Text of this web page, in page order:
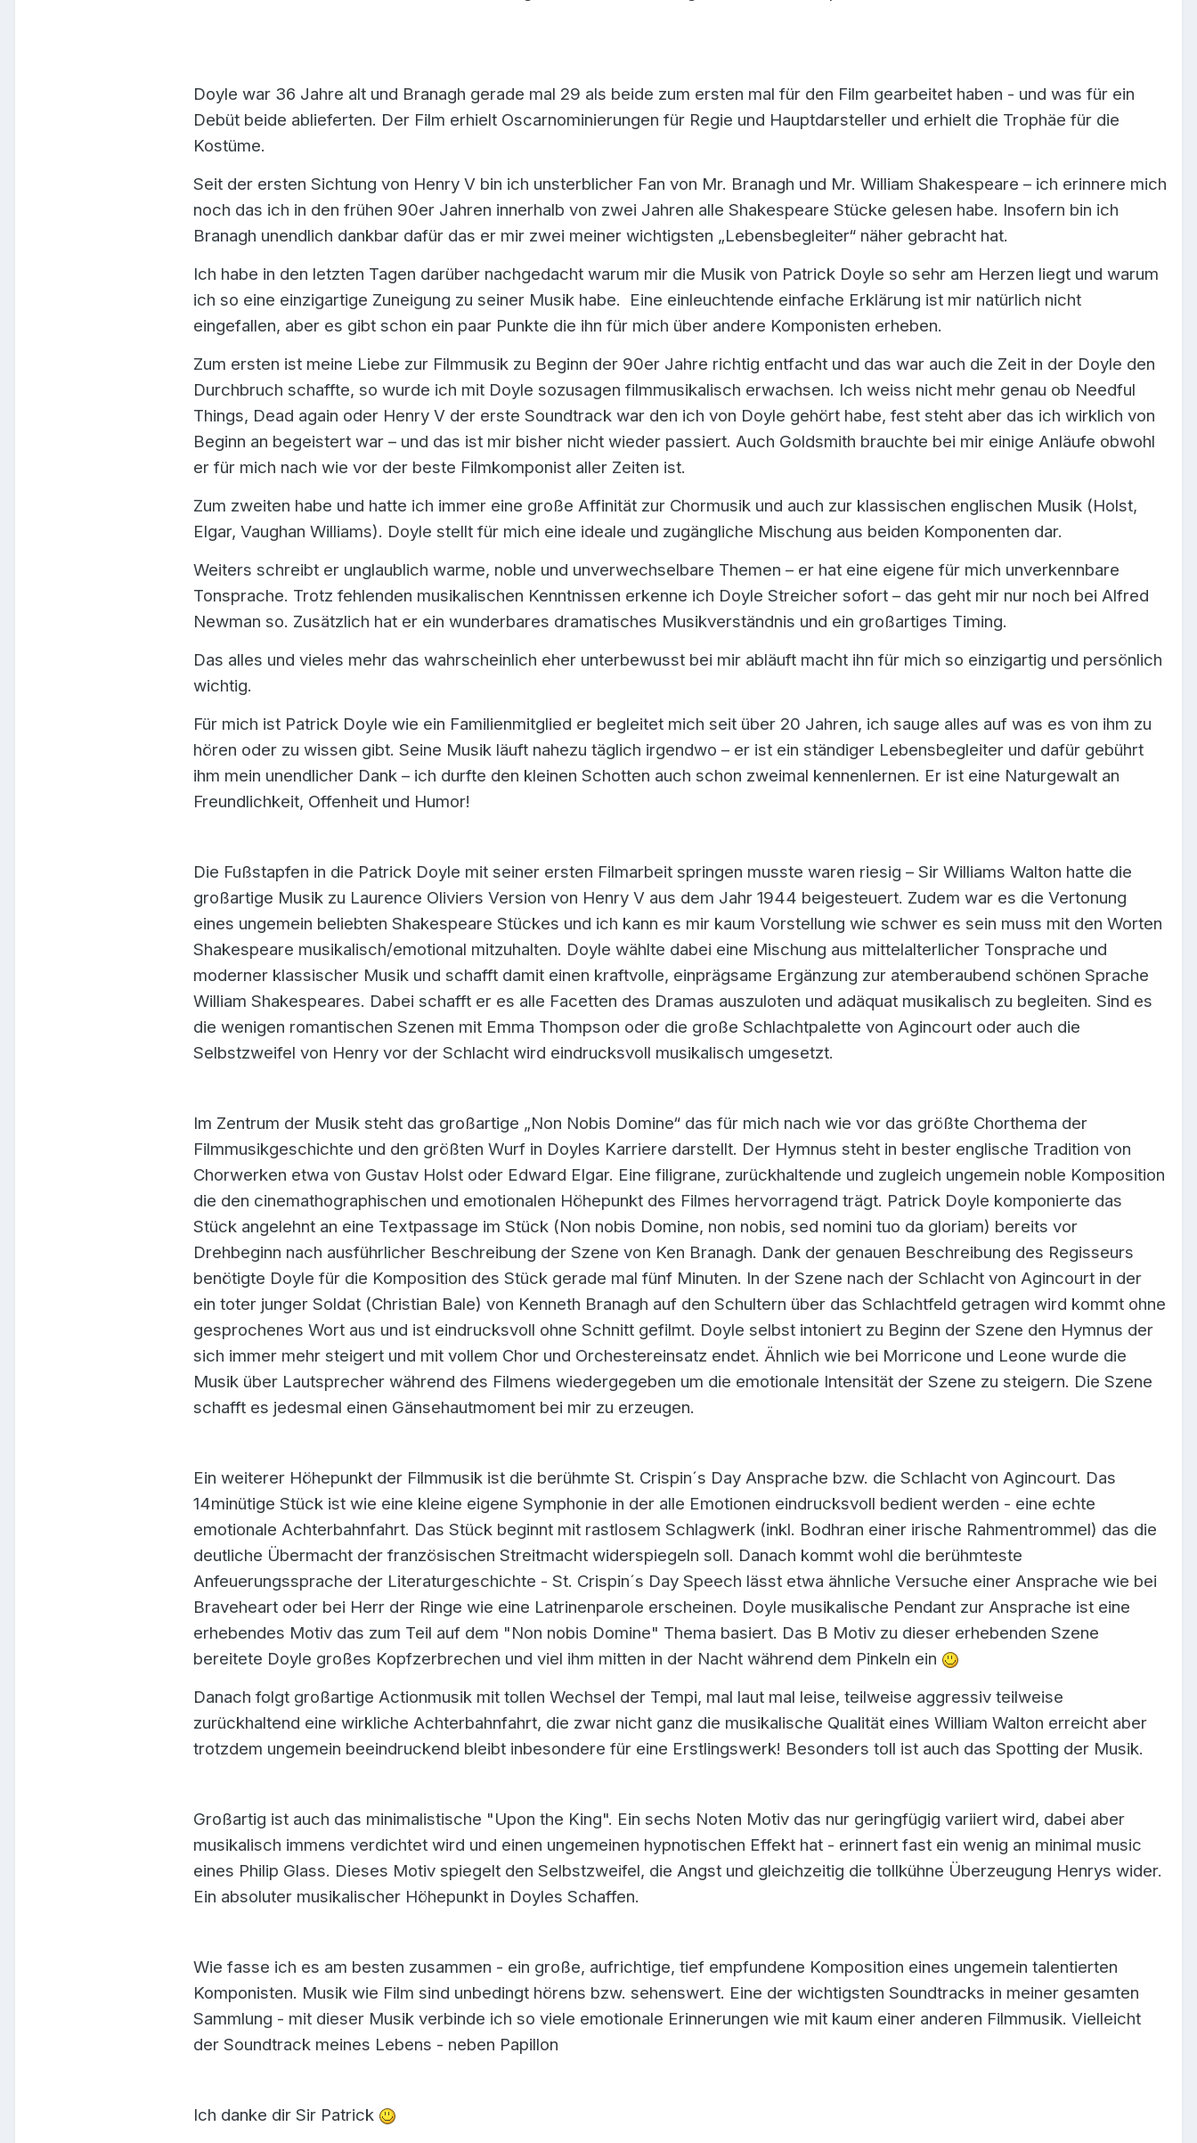
Doyle war 36 Jahre alt und Branagh gerade mal 29 als beide zum ersten mal für den Film gearbeitet haben - und was für ein
Debüt beide ablieferten. Der Film erhielt Oscarnominierungen für Regie und Hauptdarsteller und erhielt die Trophäe für die
Kostüme.
Seit der ersten Sichtung von Henry V bin ich unsterblicher Fan von Mr. Branagh und Mr. William Shakespeare – ich erinnere mich
noch das ich in den frühen 90er Jahren innerhalb von zwei Jahren alle Shakespeare Stücke gelesen habe. Insofern bin ich
Branagh unendlich dankbar dafür das er mir zwei meiner wichtigsten „Lebensbegleiter“ näher gebracht hat.
Ich habe in den letzten Tagen darüber nachgedacht warum mir die Musik von Patrick Doyle so sehr am Herzen liegt und warum
ich so eine einzigartige Zuneigung zu seiner Musik habe. Eine einleuchtende einfache Erklärung ist mir natürlich nicht
eingefallen, aber es gibt schon ein paar Punkte die ihn für mich über andere Komponisten erheben.
Zum ersten ist meine Liebe zur Filmmusik zu Beginn der 90er Jahre richtig entfacht und das war auch die Zeit in der Doyle den
Durchbruch schaffte, so wurde ich mit Doyle sozusagen filmmusikalisch erwachsen. Ich weiss nicht mehr genau ob Needful
Things, Dead again oder Henry V der erste Soundtrack war den ich von Doyle gehört habe, fest steht aber das ich wirklich von
Beginn an begeistert war – und das ist mir bisher nicht wieder passiert. Auch Goldsmith brauchte bei mir einige Anläufe obwohl
er für mich nach wie vor der beste Filmkomponist aller Zeiten ist.
Zum zweiten habe und hatte ich immer eine große Affinität zur Chormusik und auch zur klassischen englischen Musik (Holst,
Elgar, Vaughan Williams). Doyle stellt für mich eine ideale und zugängliche Mischung aus beiden Komponenten dar.
Weiters schreibt er unglaublich warme, noble und unverwechselbare Themen – er hat eine eigene für mich unverkennbare
Tonsprache. Trotz fehlenden musikalischen Kenntnissen erkenne ich Doyle Streicher sofort – das geht mir nur noch bei Alfred
Newman so. Zusätzlich hat er ein wunderbares dramatisches Musikverständnis und ein großartiges Timing.
Das alles und vieles mehr das wahrscheinlich eher unterbewusst bei mir abläuft macht ihn für mich so einzigartig und persönlich
wichtig.
Für mich ist Patrick Doyle wie ein Familienmitglied er begleitet mich seit über 20 Jahren, ich sauge alles auf was es von ihm zu
hören oder zu wissen gibt. Seine Musik läuft nahezu täglich irgendwo – er ist ein ständiger Lebensbegleiter und dafür gebührt
ihm mein unendlicher Dank – ich durfte den kleinen Schotten auch schon zweimal kennenlernen. Er ist eine Naturgewalt an
Freundlichkeit, Offenheit und Humor!
Die Fußstapfen in die Patrick Doyle mit seiner ersten Filmarbeit springen musste waren riesig – Sir Williams Walton hatte die
großartige Musik zu Laurence Oliviers Version von Henry V aus dem Jahr 1944 beigesteuert. Zudem war es die Vertonung
eines ungemein beliebten Shakespeare Stückes und ich kann es mir kaum Vorstellung wie schwer es sein muss mit den Worten
Shakespeare musikalisch/emotional mitzuhalten. Doyle wählte dabei eine Mischung aus mittelalterlicher Tonsprache und
moderner klassischer Musik und schafft damit einen kraftvolle, einprägsame Ergänzung zur atemberaubend schönen Sprache
William Shakespeares. Dabei schafft er es alle Facetten des Dramas auszuloten und adäquat musikalisch zu begleiten. Sind es
die wenigen romantischen Szenen mit Emma Thompson oder die große Schlachtpalette von Agincourt oder auch die
Selbstzweifel von Henry vor der Schlacht wird eindrucksvoll musikalisch umgesetzt.
Im Zentrum der Musik steht das großartige „Non Nobis Domine“ das für mich nach wie vor das größte Chorthema der
Filmmusikgeschichte und den größten Wurf in Doyles Karriere darstellt. Der Hymnus steht in bester englische Tradition von
Chorwerken etwa von Gustav Holst oder Edward Elgar. Eine filigrane, zurückhaltende und zugleich ungemein noble Komposition
die den cinemathographischen und emotionalen Höhepunkt des Filmes hervorragend trägt. Patrick Doyle komponierte das
Stück angelehnt an eine Textpassage im Stück (Non nobis Domine, non nobis, sed nomini tuo da gloriam) bereits vor
Drehbeginn nach ausführlicher Beschreibung der Szene von Ken Branagh. Dank der genauen Beschreibung des Regisseurs
benötigte Doyle für die Komposition des Stück gerade mal fünf Minuten. In der Szene nach der Schlacht von Agincourt in der
ein toter junger Soldat (Christian Bale) von Kenneth Branagh auf den Schultern über das Schlachtfeld getragen wird kommt ohne
gesprochenes Wort aus und ist eindrucksvoll ohne Schnitt gefilmt. Doyle selbst intoniert zu Beginn der Szene den Hymnus der
sich immer mehr steigert und mit vollem Chor und Orchestereinsatz endet. Ähnlich wie bei Morricone und Leone wurde die
Musik über Lautsprecher während des Filmens wiedergegeben um die emotionale Intensität der Szene zu steigern. Die Szene
schafft es jedesmal einen Gänsehautmoment bei mir zu erzeugen.
Ein weiterer Höhepunkt der Filmmusik ist die berühmte St. Crispin´s Day Ansprache bzw. die Schlacht von Agincourt. Das
14minütige Stück ist wie eine kleine eigene Symphonie in der alle Emotionen eindrucksvoll bedient werden - eine echte
emotionale Achterbahnfahrt. Das Stück beginnt mit rastlosem Schlagwerk (inkl. Bodhran einer irische Rahmentrommel) das die
deutliche Übermacht der französischen Streitmacht widerspiegeln soll. Danach kommt wohl die berühmteste
Anfeuerungssprache der Literaturgeschichte - St. Crispin´s Day Speech lässt etwa ähnliche Versuche einer Ansprache wie bei
Braveheart oder bei Herr der Ringe wie eine Latrinenparole erscheinen. Doyle musikalische Pendant zur Ansprache ist eine
erhebendes Motiv das zum Teil auf dem "Non nobis Domine" Thema basiert. Das B Motiv zu dieser erhebenden Szene
bereitete Doyle großes Kopfzerbrechen und viel ihm mitten in der Nacht während dem Pinkeln ein
Danach folgt großartige Actionmusik mit tollen Wechsel der Tempi, mal laut mal leise, teilweise aggressiv teilweise
zurückhaltend eine wirkliche Achterbahnfahrt, die zwar nicht ganz die musikalische Qualität eines William Walton erreicht aber
trotzdem ungemein beeindruckend bleibt inbesondere für eine Erstlingswerk! Besonders toll ist auch das Spotting der Musik.
Großartig ist auch das minimalistische "Upon the King". Ein sechs Noten Motiv das nur geringfügig variiert wird, dabei aber
musikalisch immens verdichtet wird und einen ungemeinen hypnotischen Effekt hat - erinnert fast ein wenig an minimal music
eines Philip Glass. Dieses Motiv spiegelt den Selbstzweifel, die Angst und gleichzeitig die tollkühne Überzeugung Henrys wider.
Ein absoluter musikalischer Höhepunkt in Doyles Schaffen.
Wie fasse ich es am besten zusammen - ein große, aufrichtige, tief empfundene Komposition eines ungemein talentierten
Komponisten. Musik wie Film sind unbedingt hörens bzw. sehenswert. Eine der wichtigsten Soundtracks in meiner gesamten
Sammlung - mit dieser Musik verbinde ich so viele emotionale Erinnerungen wie mit kaum einer anderen Filmmusik. Vielleicht
der Soundtrack meines Lebens - neben Papillon
Ich danke dir Sir Patrick